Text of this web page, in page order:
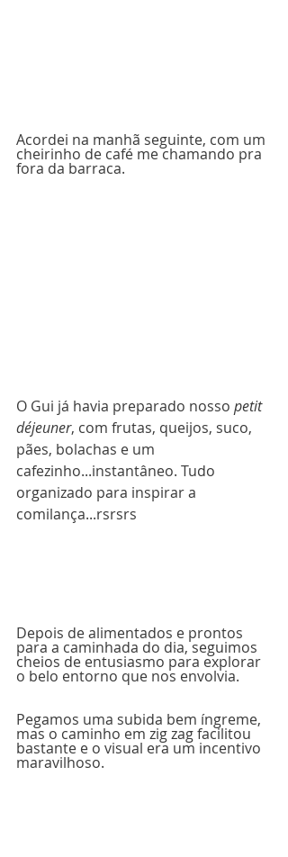
Acordei na manhã seguinte, com um
cheirinho de café me chamando pra
fora da barraca.
O Gui já havia preparado nosso petit
déjeuner, com frutas, queijos, suco,
pães, bolachas e um
cafezinho...instantâneo. Tudo
organizado para inspirar a
comilança...rsrsrs
Depois de alimentados e prontos
para a caminhada do dia, seguimos
cheios de entusiasmo para explorar
o belo entorno que nos envolvia.
Pegamos uma subida bem íngreme,
mas o caminho em zig zag facilitou
bastante e o visual era um incentivo
maravilhoso.